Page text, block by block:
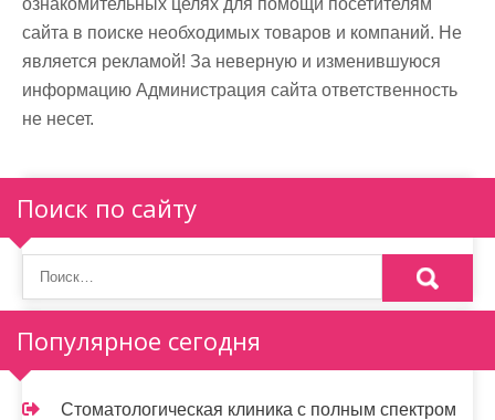
ознакомительных целях для помощи посетителям
сайта в поиске необходимых товаров и компаний. Не
является рекламой! За неверную и изменившуюся
информацию Администрация сайта ответственность
не несет.
Поиск по сайту
Популярное сегодня
Стоматологическая клиника с полным спектром